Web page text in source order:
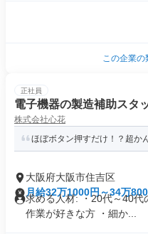
この企業の
正社員
電子機器の製造補助スタ
株式会社心花
ほぼボタン押すだけ！？超か
大阪府大阪市住吉区
月給32万1000円～34万
求める人材: ・20代～40代
作業が好きな方 ・細か...